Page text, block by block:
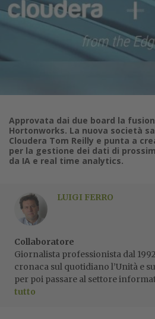
Approvata dai due board la
Hortonworks. La nuova società
Cloudera Tom Reilly e punta a
per la gestione dei dati di
da IA e real time analytics.
LUIGI FERRO
Collaboratore
Giornalista professionista dal
cronaca sul quotidiano l’Unità e
per poi passare al settore
tutto